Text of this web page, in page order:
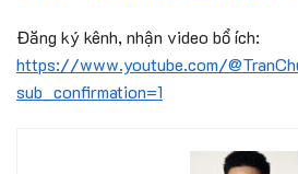
Đăng ký kênh, nhận video bổ ích:
https://www.youtube.com/
sub_confirmation=1